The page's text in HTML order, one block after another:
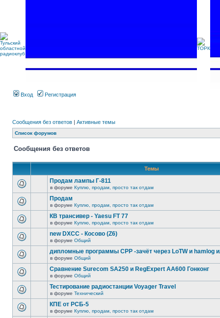
Вход Регистрация
Сообщения без ответов | Активные темы
Список форумов
Сообщения без ответов
Темы
Продам лампы Г-811
в форуме Куплю, продам, просто так отдам
Продам
в форуме Куплю, продам, просто так отдам
КВ трансивер - Yaesu FT 77
в форуме Куплю, продам, просто так отдам
new DXCC - Косово (Z6)
в форуме Общий
дипломные программы СРР -зачёт через LoTW и hamlog
в форуме Общий
Сравнение Surecom SA250 и RegExpert AA600 Гонконг
в форуме Общий
Тестирование радиостанции Voyager Travel
в форуме Технический
КПЕ от РСБ-5
в форуме Куплю, продам, просто так отдам